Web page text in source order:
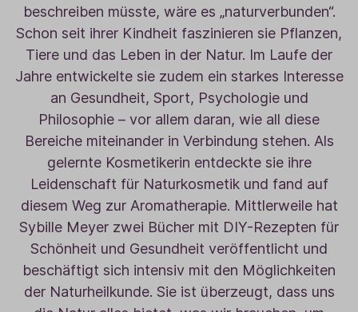
beschreiben müsste, wäre es „naturverbunden“.
Schon seit ihrer Kindheit faszinieren sie Pflanzen,
Tiere und das Leben in der Natur. Im Laufe der
Jahre entwickelte sie zudem ein starkes Interesse
an Gesundheit, Sport, Psychologie und
Philosophie – vor allem daran, wie all diese
Bereiche miteinander in Verbindung stehen. Als
gelernte Kosmetikerin entdeckte sie ihre
Leidenschaft für Naturkosmetik und fand auf
diesem Weg zur Aromatherapie. Mittlerweile hat
Sybille Meyer zwei Bücher mit DIY-Rezepten für
Schönheit und Gesundheit veröffentlicht und
beschäftigt sich intensiv mit den Möglichkeiten
der Naturheilkunde. Sie ist überzeugt, dass uns